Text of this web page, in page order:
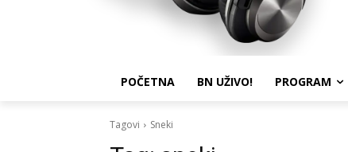
POČETNA BN UŽIVO! PROGRAM
Tagovi Sneki